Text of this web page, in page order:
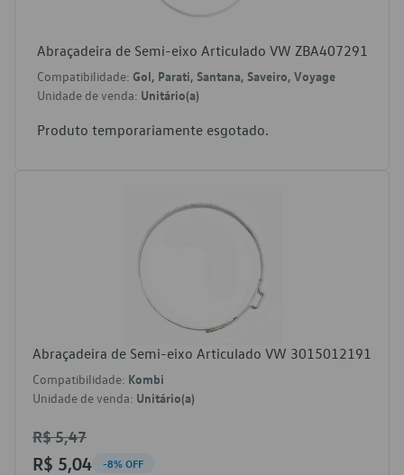
Abraçadeira de Semi-eixo Articulado VW ZBA407291
Compatibilidade: Gol, Parati, Santana, Saveiro, Voyage
Unidade de venda: Unitário(a)
Produto temporariamente esgotado.
Abraçadeira de Semi-eixo Articulado VW 3015012191
Compatibilidade: Kombi
Unidade de venda: Unitário(a)
R$ 5,47
R$ 5,04 -8% OFF